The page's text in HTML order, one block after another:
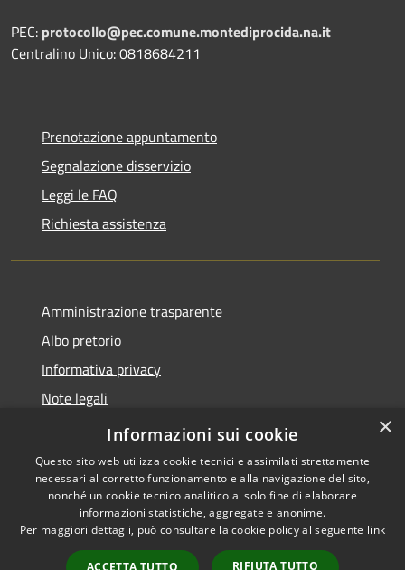
PEC: protocollo@pec.comune.montediprocida.na.it
Centralino Unico:0818684211
Prenotazione appuntamento
Segnalazione disservizio
Leggi le FAQ
Richiesta assistenza
Amministrazione trasparente
Albo pretorio
Informativa privacy
Note legali
Dichiarazione di accessibilità
Accessibilità
Copyright © 2026 • Comune di
Monte di Procida • Powered by
Municipium• Accesso
×
Informazioni sui cookie
Questo sito web utilizza cookie tecnici e assimilati strettamente
necessari al corretto funzionamento e alla navigazione del sito,
nonché un cookie tecnico analitico al solo fine di elaborare
informazioni statistiche, aggregate e anonime.
Per maggiori dettagli, può consultare la cookie policy al seguente link
ACCETTA TUTTO RIFIUTA TUTTO